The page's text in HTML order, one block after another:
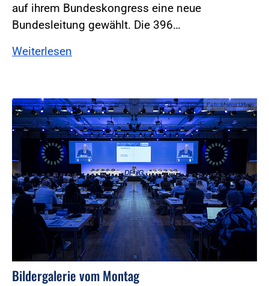
auf ihrem Bundeskongress eine neue
Bundesleitung gewählt. Die 396…
Weiterlesen
Foto:Marco Urban
Bildergalerie vom Montag